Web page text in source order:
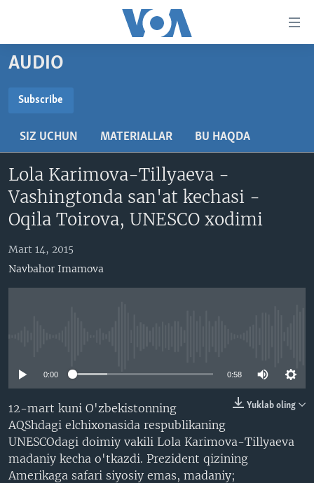
boring
Boshiga
Qidiruvga
AMERIKA
VATANDOSHLAR
MULTIMEDIA
AMERIKA MANZARALARI
XALQARO HAYOT
VASHINGTON CHOYXONASI
IJTIMOIY TARMOQLAR
FACEBOOK
YOUTUBE
TWITTER
SOUNDCLOUD
INGLIZ TILI DARSLARI
EDITORIAL
AUDIO
Subscribe
SIZ UCHUN MATERIALLAR BU HAQDA
Lola Karimova-Tillyaeva -
Vashingtonda san'at kechasi -
Oqila Toirova, UNESCO xodimi
Mart 14, 2015
Navbahor Imamova
0:00 0:58
Yuklab oling
12-mart kuni O'zbekistonning
AQShdagi elchixonasida respublikaning
UNESCOdagi doimiy vakili Lola Karimova-Tillyaeva
madaniy kecha o'tkazdi. Prezident qizining
Amerikaga safari siyosiy emas, madaniy;